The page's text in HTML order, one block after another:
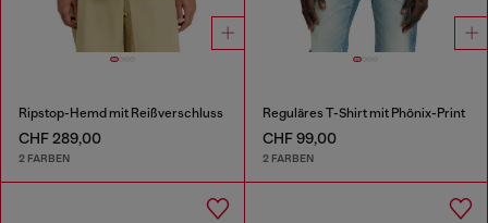
Ripstop-Hemd mit Reißverschluss
CHF 289,00
2 FARBEN
Reguläres T-Shirt mit Phönix-Print
CHF 99,00
2 FARBEN